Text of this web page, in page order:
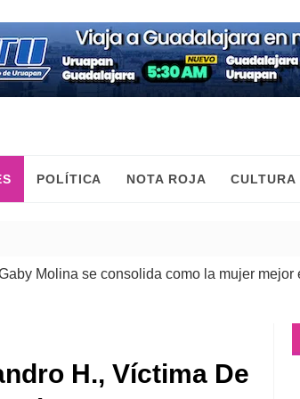
POLÍTICA NOTA ROJA CULTURA
se consolida como la mujer mejor
H., Víctima De